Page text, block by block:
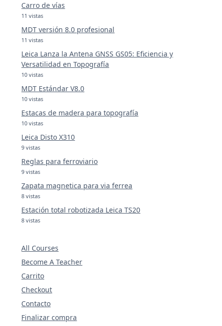
Carro de vías
11 vistas
MDT versión 8.0 profesional
11 vistas
Leica Lanza la Antena GNSS GS05: Eficiencia y
Versatilidad en Topografía
10 vistas
MDT Estándar V8.0
10 vistas
Estacas de madera para topografía
10 vistas
Leica Disto X310
9 vistas
Reglas para ferroviario
9 vistas
Zapata magnetica para via ferrea
8 vistas
Estación total robotizada Leica TS20
8 vistas
All Courses
Become A Teacher
Carrito
Checkout
Contacto
Finalizar compra